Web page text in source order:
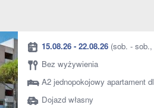
15.08.26 - 22.08.26 (sob. -
Bez wyżywienia
A2 jednopokojowy apartament
Dojazd własny